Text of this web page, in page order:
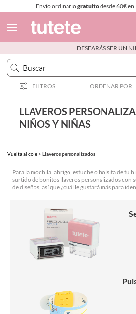
Envío ordinariogratuitodesde 60€ en
Español
Italiano
Inglés
Portugués
Francés
DESEARÁS SER UN
FILTROS ORDENAR POR
LLAVEROS
NIÑOS Y NIÑAS
Vuelta al cole > Llaveros personalizados
Para la mochila, abrigo, estuche o bolsita de tu
surtido de bonitos llaveros personalizados con
de diseños, así que ¿cuál le gustará más para